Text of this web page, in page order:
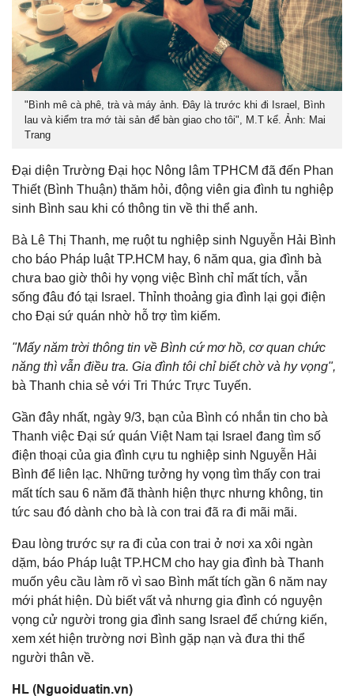
"Bình mê cà phê, trà và máy ảnh. Đây là trước khi đi Israel, Bình
lau và kiểm tra mớ tài sản để bàn giao cho tôi", M.T kể. Ảnh: Mai
Trang
Đại diện Trường Đại học Nông lâm TPHCM đã đến Phan
Thiết (Bình Thuận) thăm hỏi, động viên gia đình tu nghiệp
sinh Bình sau khi có thông tin về thi thể anh.
Bà Lê Thị Thanh, mẹ ruột tu nghiệp sinh Nguyễn Hải Bình
cho báo Pháp luật TP.HCM hay, 6 năm qua, gia đình bà
chưa bao giờ thôi hy vọng việc Bình chỉ mất tích, vẫn
sống đâu đó tại Israel. Thỉnh thoảng gia đình lại gọi điện
cho Đại sứ quán nhờ hỗ trợ tìm kiếm.
"Mấy năm trời thông tin về Bình cứ mơ hồ, cơ quan chức
năng thì vẫn điều tra. Gia đình tôi chỉ biết chờ và hy vọng",
bà Thanh chia sẻ với Tri Thức Trực Tuyến.
Gần đây nhất, ngày 9/3, bạn của Bình có nhắn tin cho bà
Thanh việc Đại sứ quán Việt Nam tại Israel đang tìm số
điện thoại của gia đình cựu tu nghiệp sinh Nguyễn Hải
Bình để liên lạc. Những tưởng hy vọng tìm thấy con trai
mất tích sau 6 năm đã thành hiện thực nhưng không, tin
tức sau đó dành cho bà là con trai đã ra đi mãi mãi.
Đau lòng trước sự ra đi của con trai ở nơi xa xôi ngàn
dặm, báo Pháp luật TP.HCM cho hay gia đình bà Thanh
muốn yêu cầu làm rõ vì sao Bình mất tích gần 6 năm nay
mới phát hiện. Dù biết vất vả nhưng gia đình có nguyện
vọng cử người trong gia đình sang Israel để chứng kiến,
xem xét hiện trường nơi Bình gặp nạn và đưa thi thể
người thân về.
HL (Nguoiduatin.vn)